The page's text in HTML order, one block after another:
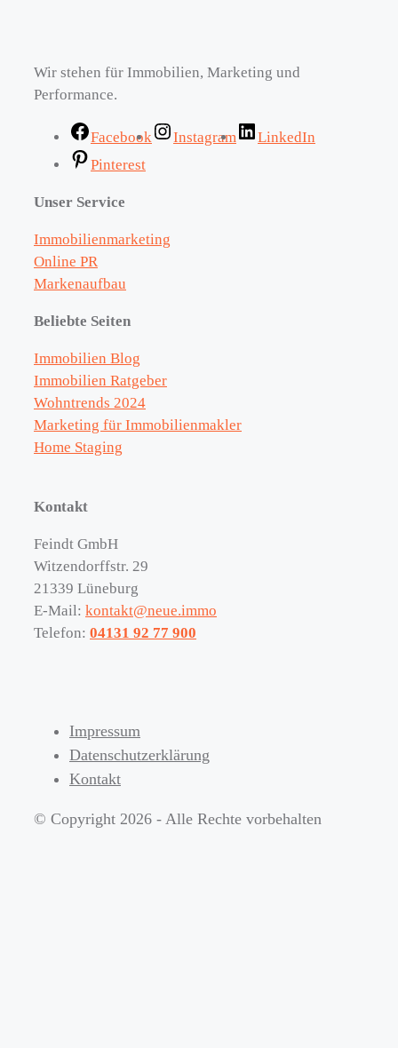
Wir stehen für Immobilien, Marketing und
Performance.
Facebook Instagram
LinkedIn
Pinterest
Unser Service
Immobilienmarketing
Online PR
Markenaufbau
Beliebte Seiten
Immobilien Blog
Immobilien Ratgeber
Wohntrends 2024
Marketing für Immobilienmakler
Home Staging
Kontakt
Feindt GmbH
Witzendorffstr. 29
21339 Lüneburg
E-Mail: kontakt@neue.immo
Telefon: 04131 92 77 900
Impressum
Datenschutzerklärung
Kontakt
© Copyright 2026 - Alle Rechte vorbehalten